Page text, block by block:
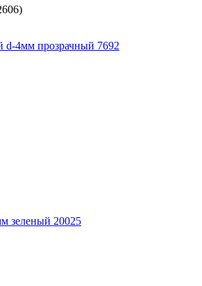
d-4мм прозрачный 7692
зеленый 20025